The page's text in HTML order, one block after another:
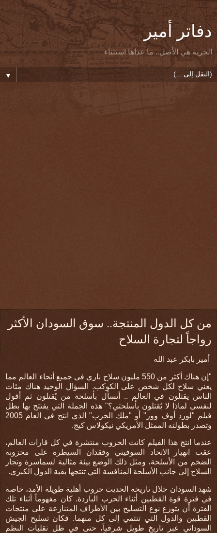
دفاتر أمير
الحرية هي الأصل.. ما عداها استثناء
▼
من كل الدول المنتجة.. سوق السودان الأكثر
رواجاً لتجارة السلاح
أمير بابكر عبد الله
"إن هناك أكثر من 550 مليون سلاح ناري في جميع أنحاء العالم مما
يعني سلاح لكل شخص على الكوكب. السؤال الوحيد هناك مئات
الناس يقتلون في العالم .. أتسأل بأسلحة من يُقتلون ثم أقول
لنفسي لماذا لا يُقتلون بأسلحتي؟" هذه الجملة التي يفتتح بها بطل
فيلم "لورد أوف وور" أو "ملك الحرب" الذي انتج في العام 2005
وتصدر بطولته الممثل الأمريكي نيكولاس كيج.
عندما انتج هذا الفيلم كانت الحروب منتشرة في كل قارات العالم،
عقب انهيار الاتحاد السوفيتي وفقدان السيطرة على مخزونه
الضخم من الأسلحة، ومثل ذلك الوضع بيئة مثالية لسماسرة وتجار
السلاح إلى جانب الأسلحة المنافسة التي تنتجها بقية الدول الكبرى.
شهد السودان خلال تاريخه الحديث حروب أهلية طويلة الأمد، خاصة
في فترة قوة القطبين أثناء الحرب الباردة. كان مفهوماً أثناء تلك
الفترة أن يتوزع نوع التسليح بين الأطراف المتنازعة على منتجات
القطبين والدول التي تنتمي إلى كل منهما. فكان تسليح الجيش
السوداني عبر تاريخ طويل شرقياً، حتى في ظل تقلبات النظم